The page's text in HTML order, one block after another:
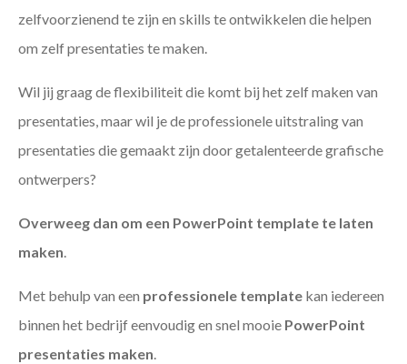
zelfvoorzienend te zijn en skills te ontwikkelen die helpen
om zelf presentaties te maken.
Wil jij graag de flexibiliteit die komt bij het zelf maken van
presentaties, maar wil je de professionele uitstraling van
presentaties die gemaakt zijn door getalenteerde grafische
ontwerpers?
Overweeg dan om een PowerPoint template te laten
maken.
Met behulp van een professionele template kan iedereen
binnen het bedrijf eenvoudig en snel mooie PowerPoint
presentaties maken.